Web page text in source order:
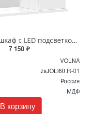
Зеркальный шкаф с LED подсветкой Volna Joli 60 правое zsJOLI60.R-01 белый
7 150 ₽
VOLNA
zsJOLI60.R-01
Россия
МДФ
В корзину